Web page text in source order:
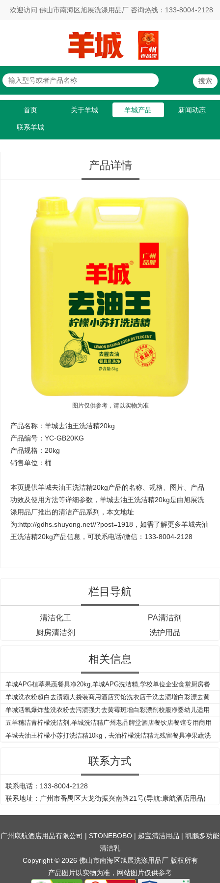
欢迎访问 佛山市南海区旭展洗涤用品厂 咨询热线：133-8004-2128
首页 关于羊城 羊城产品 新闻动态
联系羊城
产品详情
图片仅供参考，请以实物为准
产品名称：羊城去油王洗洁精20kg
产品编号：YC-GB20KG
产品规格：20kg
销售单位：桶
本页提供羊城去油王洗洁精20kg产品的名称、规格、图片、产品
功效及使用方法等详细参数，羊城去油王洗洁精20kg是由旭展洗
涤用品厂推出的清洁产品系列，本文地址
为:http://gdhs.shuyong.net//?post=1918，如需了解更多羊城去油
王洗洁精20kg产品信息，可联系电话/微信：133-8004-2128
栏目导航
清洁化工
PA清洁剂
厨房清洁剂
洗护用品
相关信息
羊城APG植萃果蔬餐具净20kg,羊城APG洗洁精,学校单位企业食堂厨房餐
饮专业洗洁精
羊城洗衣粉超白去渍霸大袋装商用酒店宾馆洗衣店干洗去渍增白彩漂去黄
增白去渍粉
羊城活氧爆炸盐洗衣粉去污渍强力去黄霉斑增白彩漂剂校服净婴幼儿适用
五羊穗洁青柠檬洗洁剂,羊城洗洁精广州老品牌堂酒店餐饮店餐馆专用商用
柠檬洗涤剂
羊城去油王柠檬小苏打洗洁精10kg，去油柠檬洗洁精无残留餐具净果蔬洗
联系方式
联系电话：133-8004-2128
联系地址：广州市番禺区大龙街振兴南路21号(导航:康航酒店用品)
广州康航酒店用品有限公司 | STONEBOBO | 超宝清洁用品 | 凯鹏多功能
清洁乳
Copyright © 2026 佛山市南海区旭展洗涤用品厂 版权所有
产品图片以实物为准，网站图片仅供参考